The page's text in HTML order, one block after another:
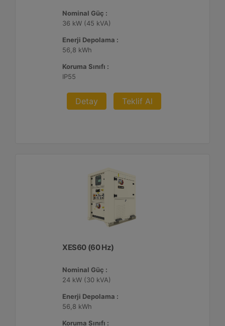
Nominal Güç :
36 kW (45 kVA)
Enerji Depolama :
56,8 kWh
Koruma Sınıfı :
IP55
Detay Teklif Al
XES60 (60 Hz)
Nominal Güç :
24 kW (30 kVA)
Enerji Depolama :
56,8 kWh
Koruma Sınıfı :